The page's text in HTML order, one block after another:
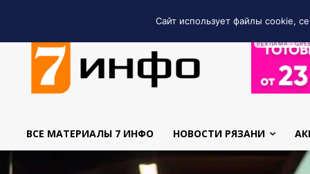
РЕКЛАМА •
ВСЕ МАТЕРИАЛЫ 7 ИНФО НОВОСТИ РЯЗАНИ
Сайт использует файлы cookie,